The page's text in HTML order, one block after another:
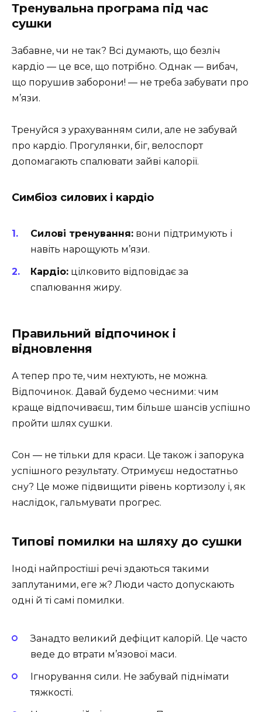
Тренувальна програма під час
сушки
Забавне, чи не так? Всі думають, що безліч
кардіо — це все, що потрібно. Однак — вибач,
що порушив заборони! — не треба забувати про
м’язи.
Тренуйся з урахуванням сили, але не забувай
про кардіо. Прогулянки, біг, велоспорт
допомагають спалювати зайві калорії.
Симбіоз силових і кардіо
Силові тренування: вони підтримують і
навіть нарощують м’язи.
Кардіо: цілковито відповідає за
спалювання жиру.
Правильний відпочинок і
відновлення
А тепер про те, чим нехтують, не можна.
Відпочинок. Давай будемо чесними: чим
краще відпочиваєш, тим більше шансів успішно
пройти шлях сушки.
Сон — не тільки для краси. Це також і запорука
успішного результату. Отримуєш недостатньо
сну? Це може підвищити рівень кортизолу і, як
наслідок, гальмувати прогрес.
Типові помилки на шляху до сушки
Іноді найпростіші речі здаються такими
заплутаними, еге ж? Люди часто допускають
одні й ті самі помилки.
Занадто великий дефіцит калорій. Це часто
веде до втрати м’язової маси.
Ігнорування сили. Не забувай піднімати
тяжкості.